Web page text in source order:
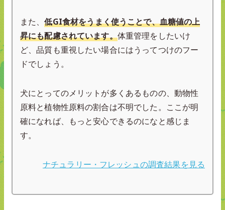
また、低GI食材をうまく使うことで、血糖値の上
昇にも配慮されています。体重管理をしたいけ
ど、品質も重視したい場合にはうってつけのフー
ドでしょう。
犬にとってのメリットが多くあるものの、動物性
原料と植物性原料の割合は不明でした。ここが明
確になれば、もっと安心できるのになと感じま
す。
ナチュラリー・フレッシュの調査結果を見る